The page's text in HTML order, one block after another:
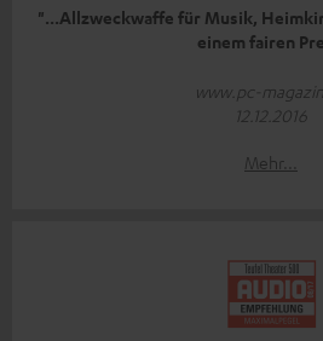
"...Allzweckwaffe für Musik,
einem fairen
www.pc-
12.12.2016
Mehr...